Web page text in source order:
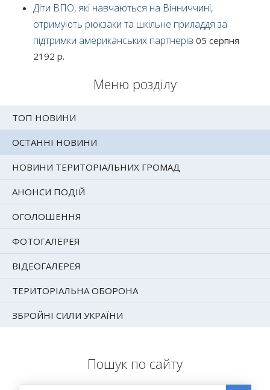
Меню розділу
ТОП НОВИНИ
ОСТАННІ НОВИНИ
НОВИНИ ТЕРИТОРІАЛЬНИХ ГРОМАД
АНОНСИ ПОДІЙ
ОГОЛОШЕННЯ
ФОТОГАЛЕРЕЯ
ВІДЕОГАЛЕРЕЯ
ТЕРИТОРІАЛЬНА ОБОРОНА
ЗБРОЙНІ СИЛИ УКРАЇНИ
Пошук по сайту
Діти ВПО, які навчаються на Вінниччині,
отримують рюкзаки та шкільне приладдя за
підтримки американських партнерів 05 серпня
2192 р.